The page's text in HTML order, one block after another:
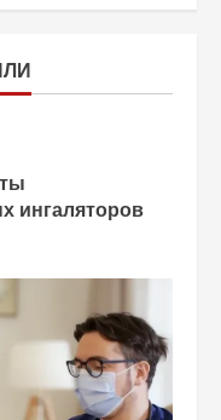
ингаляторов